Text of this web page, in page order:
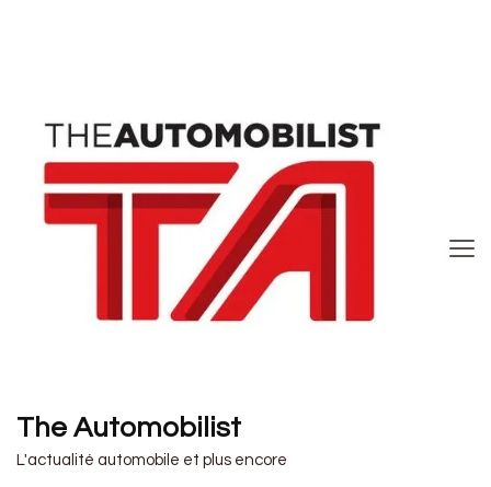
The Automobilist
L'actualité automobile et plus encore